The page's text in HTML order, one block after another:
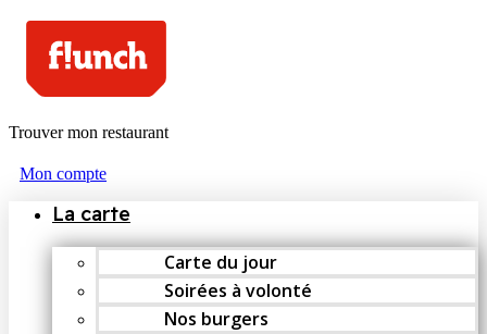
Trouver mon restaurant
Mon compte
La carte
Carte du jour
Soirées à volonté
Nos burgers